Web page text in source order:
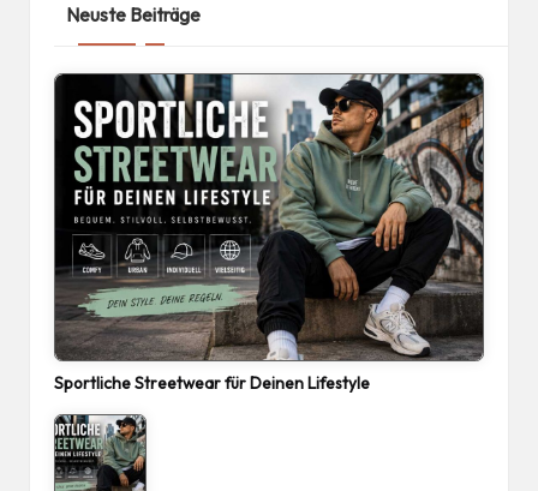
Neuste Beiträge
Sportliche Streetwear für Deinen Lifestyle